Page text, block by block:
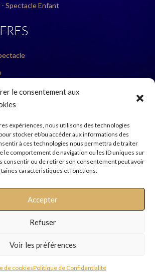
le consentement aux
expériences, nous utilisons des technologies
stocker et/ou accéder aux informations des
à ces technologies nous permettra de traiter
le comportement de navigation ou les ID uniques sur
consentir ou de retirer son consentement peut avoir
caractéristiques et fonctions.
Accepter
Refuser
Voir les préférences
de cookiesPolitique de Confidentialité
Spectacle Enfant